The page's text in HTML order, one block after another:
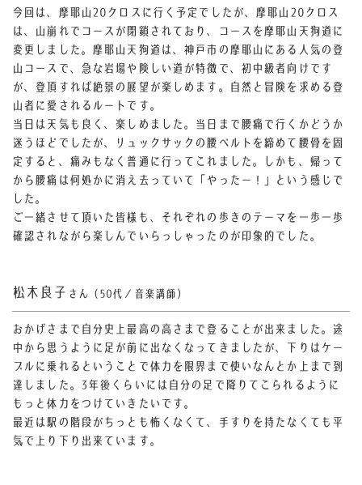
今回は、摩耶山20クロスに行く予定でしたが、摩耶山20クロス
は、山崩れでコースが閉鎖されており、コースを摩耶山天狗道に
変更しました。
摩耶山天狗道は、神戸市の摩耶山にある人気の登
山コースで、急な岩場や険しい道が特徴で、初中級者向けです
が、登頂すれば絶景の展望が楽しめます。自然と冒険を求める登
山者に愛されるルートです。
当日は天気も良く、楽しめました。当日まで腰痛で行くかどうか
迷うほどでしたが、リュックサックの腰ベルトを締めて腰骨を固
定すると、痛みもなく普通に行ってこれました。しかも、帰って
から腰痛は何処かに消え去っていて「やったー！」という感じで
した。
ご一緒させて頂いた皆様も、それぞれの歩きのテーマを一歩一歩
確認されながら楽しんでいらっしゃったのが印象的でした。
松木良子 さん（50代／音楽講師）
おかげさまで自分史上最高の高さまで登ることが出来ました。途
中から思うように足が前に出なくなってきましたが、下りはケー
ブルに乗れるということで体力を限界まで使いなんとか上まで到
達しました。 3年後くらいには自分の足で降りてこられるように
もっと体力をつけていきたいです。
最近は駅の階段がちっとも怖くなくて、手すりを持たなくても平
気で上り下り出来ています。